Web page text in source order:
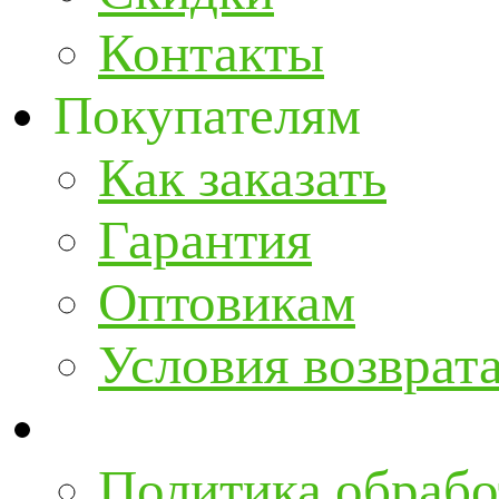
Контакты
Покупателям
Как заказать
Гарантия
Оптовикам
Условия